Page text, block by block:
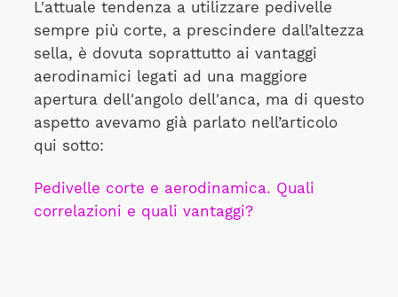
L'attuale tendenza a utilizzare pedivelle
sempre più corte, a prescindere dall’altezza
sella, è dovuta soprattutto ai vantaggi
aerodinamici legati ad una maggiore
apertura dell'angolo dell'anca, ma di questo
aspetto avevamo già parlato nell’articolo
qui sotto:
Pedivelle corte e aerodinamica. Quali
correlazioni e quali vantaggi?